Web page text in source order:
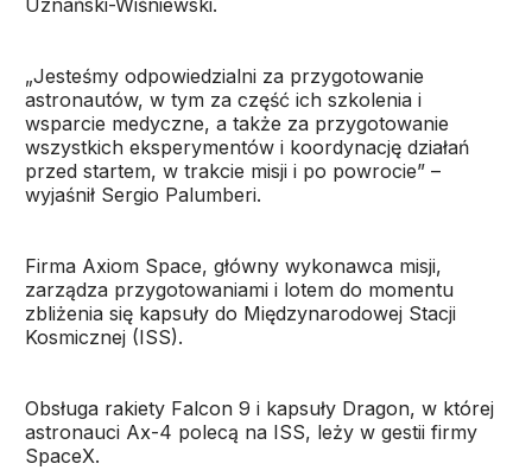
Uznański-Wiśniewski.
„Jesteśmy odpowiedzialni za przygotowanie
astronautów, w tym za część ich szkolenia i
wsparcie medyczne, a także za przygotowanie
wszystkich eksperymentów i koordynację działań
przed startem, w trakcie misji i po powrocie” –
wyjaśnił Sergio Palumberi.
Firma Axiom Space, główny wykonawca misji,
zarządza przygotowaniami i lotem do momentu
zbliżenia się kapsuły do Międzynarodowej Stacji
Kosmicznej (ISS).
Obsługa rakiety Falcon 9 i kapsuły Dragon, w której
astronauci Ax-4 polecą na ISS, leży w gestii firmy
SpaceX.